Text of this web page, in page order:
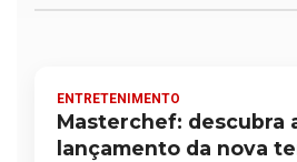
ENTRETENIMENTO
Masterchef: descubra
lançamento da nova